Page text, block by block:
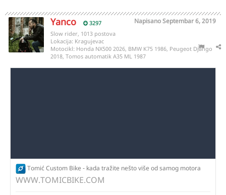
Yanco 3297 NapisanoSeptembar 6, 2019
Slow rider, 1013 postova
Lokacija: Kragujevac
Motocikl: Honda NX500 2026, BMW K75 1986, Peugeot Django
2018, Tomos automatik A35 ML 1987
Tomić Custom Bike - kada tražite nešto više od samog motora
WWW.TOMICBIKE.COM